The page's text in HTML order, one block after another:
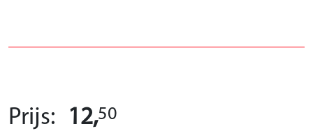
Prijs: 12,50